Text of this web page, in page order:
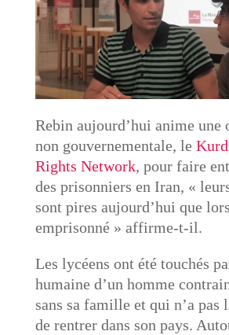
Rebin aujourd’hui anime une
non gouvernementale, le
Rights Network, pour faire
des prisonniers en Iran, «
sont pires aujourd’hui que
emprisonné » affirme-t-il.
Les lycéens ont été touchés
humaine d’un homme
sans sa famille et qui n’a pas
de rentrer dans son pays.